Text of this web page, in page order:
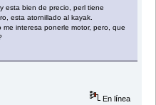
esta bien de precio, perl tiene
esta atornillado al kayak.
interesa ponerle motor, pero, que
En línea